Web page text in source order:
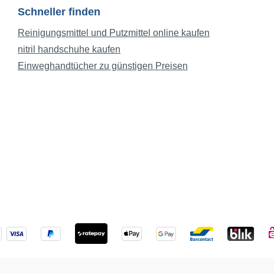
Schneller finden
Reinigungsmittel und Putzmittel online kaufen
nitril handschuhe kaufen
Einweghandtücher zu günstigen Preisen